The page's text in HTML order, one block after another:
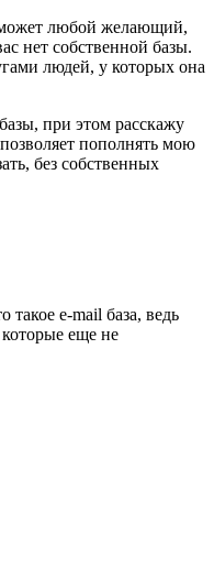
любой желающий,
нет собственной базы.
людей, у которых она
при этом расскажу
пополнять мою
без собственных
такое e-mail база, ведь
еще не